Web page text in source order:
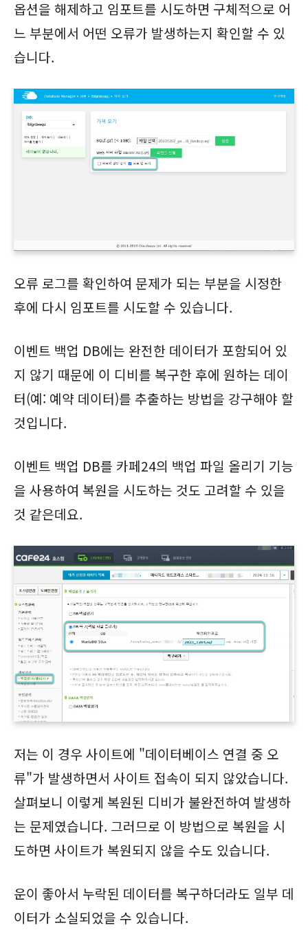
옵션을 해제하고 임포트를 시도하면 구체적으로 어
느 부분에서 어떤 오류가 발생하는지 확인할 수 있
습니다.
오류 로그를 확인하여 문제가 되는 부분을 시정한
후에 다시 임포트를 시도할 수 있습니다.
이벤트 백업 DB에는 완전한 데이터가 포함되어 있
지 않기 때문에 이 디비를 복구한 후에 원하는 데이
터(예: 예약 데이터)를 추출하는 방법을 강구해야 할
것입니다.
이벤트 백업 DB를 카페24의 백업 파일 올리기 기능
을 사용하여 복원을 시도하는 것도 고려할 수 있을
것 같은데요.
저는 이 경우 사이트에 "데이터베이스 연결 중 오
류"가 발생하면서 사이트 접속이 되지 않았습니다.
살펴보니 이렇게 복원된 디비가 불완전하여 발생하
는 문제였습니다. 그러므로 이 방법으로 복원을 시
도하면 사이트가 복원되지 않을 수도 있습니다.
운이 좋아서 누락된 데이터를 복구하더라도 일부 데
이터가 소실되었을 수 있습니다.